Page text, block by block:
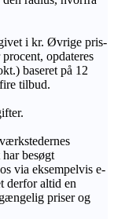
i kr. Øvrige pris-
opdateres
baseret på 12
tilbud.
besøgt
via eksempelvis e-
derfor altid en
priser og